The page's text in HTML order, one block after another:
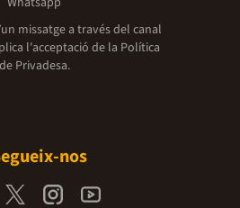
missatge a través del canal
l'acceptació de la Política
de Privadesa.
nos